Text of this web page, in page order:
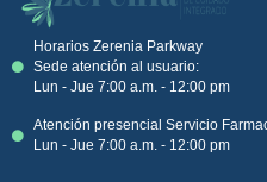
Horarios Zerenia Parkway
Sede atención al usuario:
Lun - Jue 7:00 a.m. - 12:00 pm
Atención presencial Servicio
Lun - Jue 7:00 a.m. - 12:00 pm